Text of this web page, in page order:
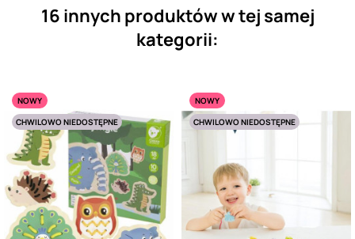
16 innych produktów w tej samej
kategorii:
NOWY
CHWILOWO NIEDOSTĘPNE
NOWY
CHWILOWO NIEDOSTĘPNE